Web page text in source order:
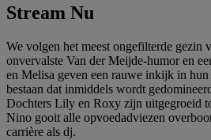
Stream Nu
We volgen het meest ongefilterde gezin
onvervalste Van der Meijde-humor en
en Melisa geven een rauwe inkijk in
bestaan dat inmiddels wordt
Dochters Lily en Roxy zijn uitgegroeid
Nino gooit alle opvoedadviezen
carrière als dj.